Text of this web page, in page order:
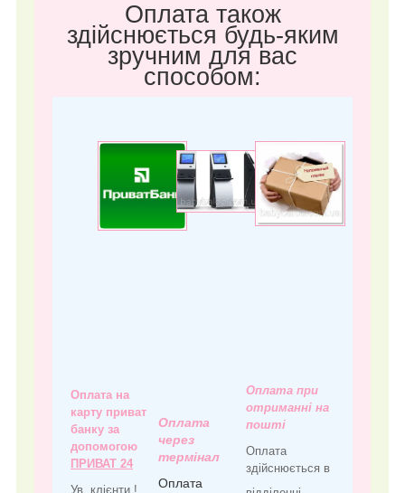
Оплата також
здійснюється будь-яким
зручним для вас
способом:
Оплата на
карту приват
банку за
допомогою
ПРИВАТ 24
Ув. клієнти !
Оплата
через
термінал
Оплата
Оплата при
отриманні на
пошті
Оплата
здійснюється в